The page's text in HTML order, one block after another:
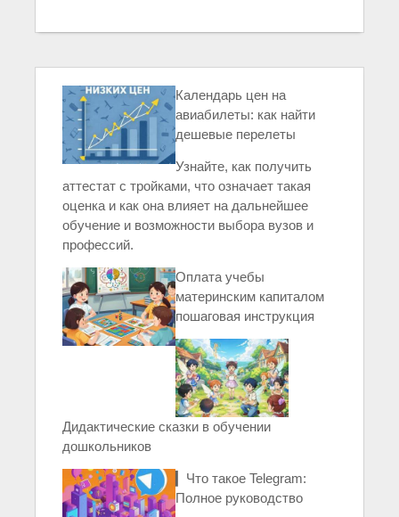
Календарь цен на
авиабилеты: как найти
дешевые перелеты
Узнайте, как получить
аттестат с тройками, что означает такая
оценка и как она влияет на дальнейшее
обучение и возможности выбора вузов и
профессий.
Оплата учебы
материнским капиталом
пошаговая инструкция
Дидактические сказки в обучении
дошкольников
▎Что такое Telegram:
Полное руководство